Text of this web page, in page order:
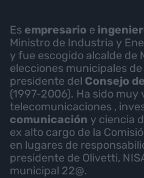
Es empresario e
Ministro de Industria y
y fue escogido alcalde de
elecciones municipales de
presidente del Consejo
(1997-2006). Ha sido
telecomunicaciones ,
comunicación y ciencia
ex alto cargo de la
en lugares de
presidente de Olivetti,
municipal 22@.